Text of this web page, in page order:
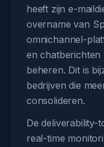
heeft zijn e-
overname van
omnichannel-
en
beheren. Dit is
bedrijven die
consolideren.
De deliverability-
real-time